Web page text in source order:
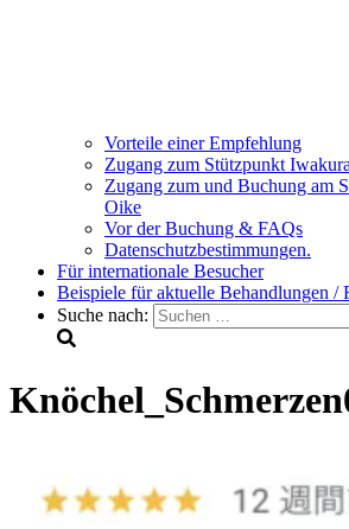
Vorteile einer Empfehlung
Zugang zum Stützpunkt
Zugang zum und Buchung am
Oike
Vor der Buchung & FAQs
Datenschutzbestimmungen.
Für internationale Besucher
Beispiele für aktuelle Behandlungen /
Suche nach: